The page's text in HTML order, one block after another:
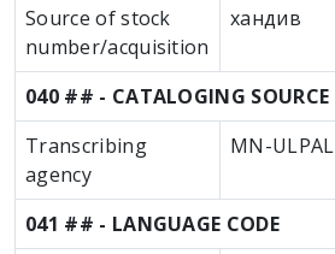
Source of stock
number/acquisition
хандив
040 ## - CATALOGING SOURCE
Transcribing
agency
MN-ULPAL
041 ## - LANGUAGE CODE